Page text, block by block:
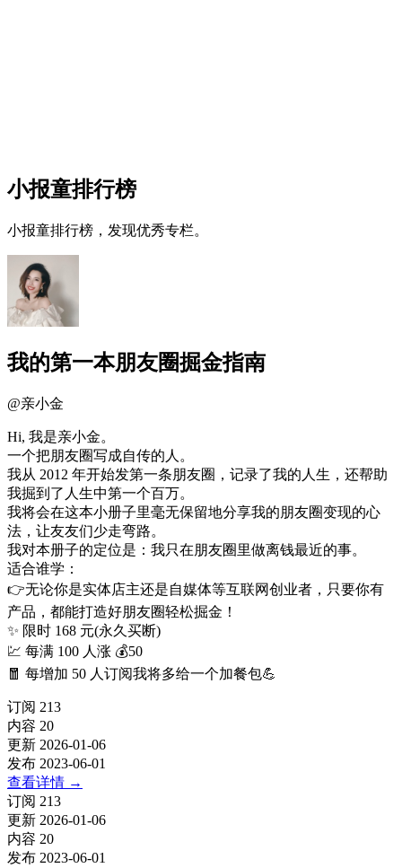
小报童排行榜
小报童排行榜，发现优秀专栏。
我的第一本朋友圈掘金指南
@亲小金
Hi, 我是亲小金。
一个把朋友圈写成自传的人。
我从 2012 年开始发第一条朋友圈，记录了我的人生，还帮助
我掘到了人生中第一个百万。
我将会在这本小册子里毫无保留地分享我的朋友圈变现的心
法，让友友们少走弯路。
我对本册子的定位是：我只在朋友圈里做离钱最近的事。
适合谁学：
👉无论你是实体店主还是自媒体等互联网创业者，只要你有
产品，都能打造好朋友圈轻松掘金！
✨ 限时 168 元(永久买断)
💹 每满 100 人涨 💰50
🧧 每增加 50 人订阅我将多给一个加餐包💪
订阅 213
内容 20
更新 2026-01-06
发布 2023-06-01
查看详情 →
订阅 213
更新 2026-01-06
内容 20
发布 2023-06-01